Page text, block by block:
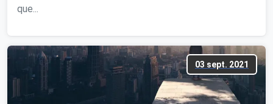
que...
03 sept. 2021